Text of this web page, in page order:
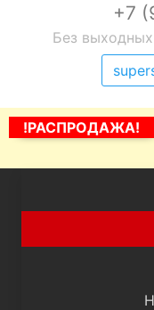
+7
Без
!РАСПРОДАЖА!